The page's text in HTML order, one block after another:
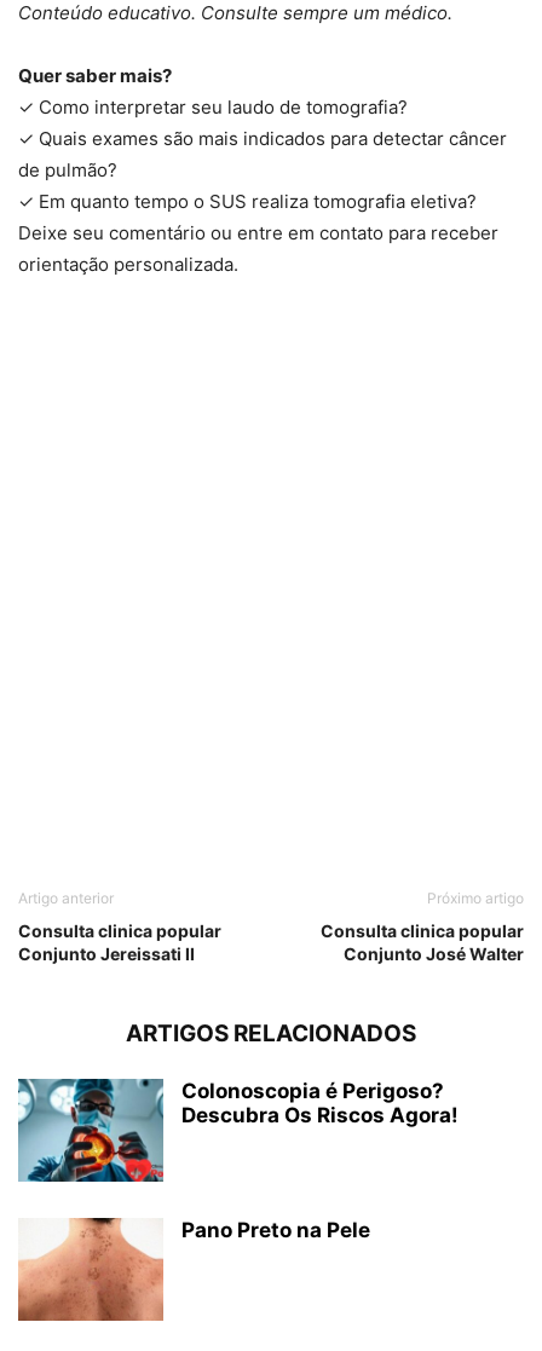
Conteúdo educativo. Consulte sempre um médico.
Quer saber mais?
✓ Como interpretar seu laudo de tomografia?
✓ Quais exames são mais indicados para detectar câncer
de pulmão?
✓ Em quanto tempo o SUS realiza tomografia eletiva?
Deixe seu comentário ou entre em contato para receber
orientação personalizada.
Artigo anterior
Consulta clinica popular
Conjunto Jereissati II
Próximo artigo
Consulta clinica popular
Conjunto José Walter
ARTIGOS RELACIONADOS
Colonoscopia é Perigoso?
Descubra Os Riscos Agora!
Pano Preto na Pele